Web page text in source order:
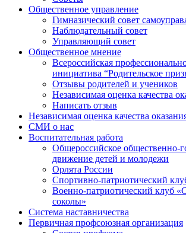
Общественное управление
Гимназический совет
Наблюдательный совет
Управляющий совет
Общественное мнение
Всероссийская
инициатива “Родительское
Отзывы родителей и учеников
Независимая оценка качества
Написать отзыв
Независимая оценка качества
СМИ о нас
Воспитательная работа
Общероссийское общественно-
движение детей и молодежи
Орлята России
Спортивно-патриотический
Военно-патриотический клуб
соколы»
Система наставничества
Первичная профсоюзная организация